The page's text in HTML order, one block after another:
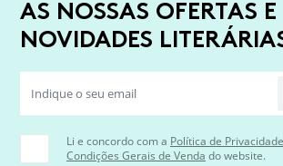
AS NOSSAS OFERTAS E
NOVIDADES
Li e concordo com a Política de Privacidade
Condições Gerais de Venda do website.